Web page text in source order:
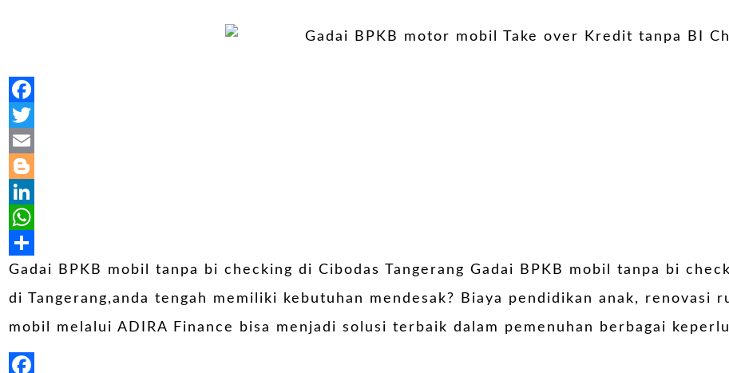
Facebook
Twitter
Email
Blogger
LinkedIn
WhatsApp
Share
Gadai BPKB mobil tanpa bi checking di Cibodas Tangerang Gadai BPKB mobil tanpa bi
di Tangerang,anda tengah memiliki kebutuhan mendesak? Biaya pendidikan anak, renovasi
mobil melalui ADIRA Finance bisa menjadi solusi terbaik dalam pemenuhan berbagai